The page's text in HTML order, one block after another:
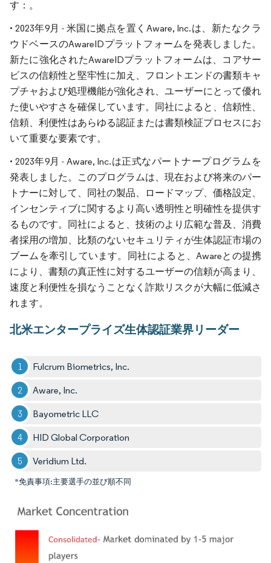
す：。
• 2023年9月 - 米国に拠点を置くAware, Inc.は、新たなクラ
ウドベースのAwareIDプラットフォームを発表しました。
新たに強化されたAwareIDプラットフォームは、コアサー
ビスの信頼性と堅牢性に加え、フロントエンドの書類キャ
プチャおよび処理機能が強化され、ユーザーにとって優れ
た使いやすさを確保しています。同社によると、信頼性、
信頼、利便性はあらゆる認証または書類検証プロセスにお
いて重要な要素です。
• 2023年9月 - Aware, Inc.は正式なパートナープログラムを
発表しました。このプログラムは、現在および将来のパー
トナーに対して、同社の製品、ロードマップ、価格設定、
インセンティブに関するより高い透明性と明確性を提供す
るものです。同社によると、技術のより広範な普及、消費
者採用の増加、比類のないセキュリティが生体認証市場の
ブームを牽引しています。同社によると、Awareとの提携
により、書類の真正性に対するユーザーの信頼が高まり、
速度と利便性を損なうことなく詐欺リスクが大幅に低減さ
れます。
北米エンタープライズ生体認証業界リーダー
Fulcrum Biometrics, Inc.
Aware, Inc.
Bayometric LLC
HID Global Corporation
Veridium Ltd.
*免責事項:主要選手の並び順不同